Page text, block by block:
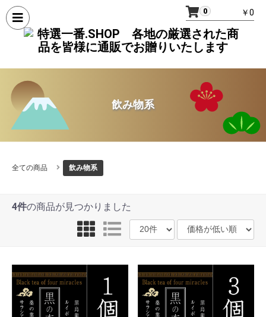
0 ￥0
飲み物系
全ての商品 飲み物系
4件の商品が見つかりました